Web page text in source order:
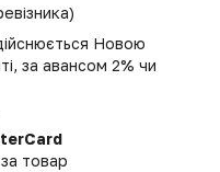
Новою
за авансом 2% чи
товар